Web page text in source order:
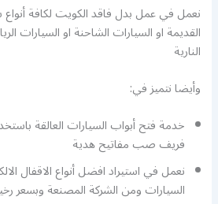
نعمل في عمل بدل فاقد الكويت لكافة أنواع
القديمة او السيارات الشاحنة او السيارات
النارية
وأيضا نتميز في:
خدمة فتح أبواب السيارات العالقة
فريف صب مفاتيح هدية
نعمل في استيراد افضل أنواع الاقفال
السيارات ومن الشركة المصنعة وبسعر